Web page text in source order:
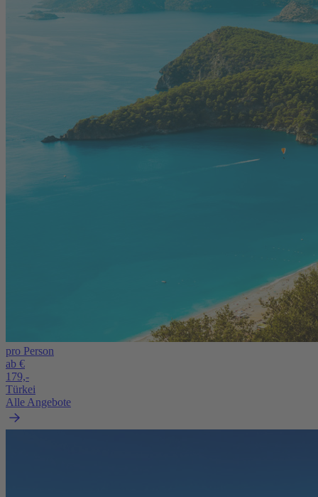
pro Person
ab €
179,-
Türkei
Alle Angebote